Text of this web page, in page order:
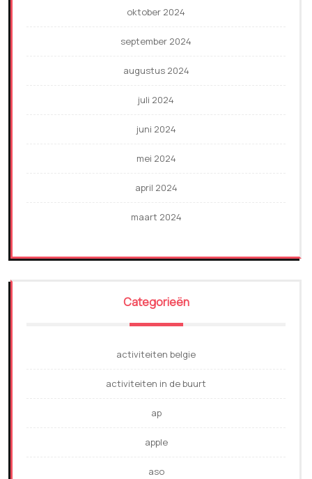
oktober 2024
september 2024
augustus 2024
juli 2024
juni 2024
mei 2024
april 2024
maart 2024
Categorieën
activiteiten belgie
activiteiten in de buurt
ap
apple
aso